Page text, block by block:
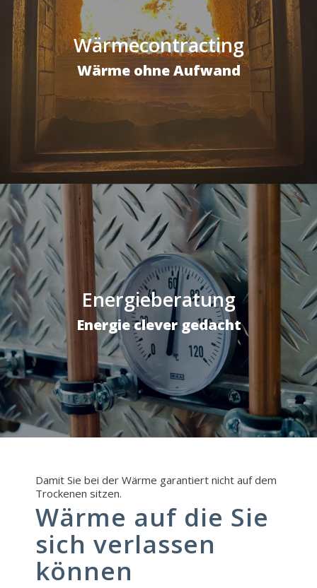
Wärmecontracting
Wärme ohne Aufwand
Energieberatung
Energie clever gedacht
Damit Sie bei der Wärme garantiert nicht auf dem
Trockenen sitzen.
Wärme auf die Sie
sich verlassen
können